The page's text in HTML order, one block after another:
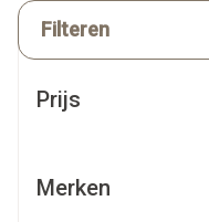
Filteren
Prijs
Merken